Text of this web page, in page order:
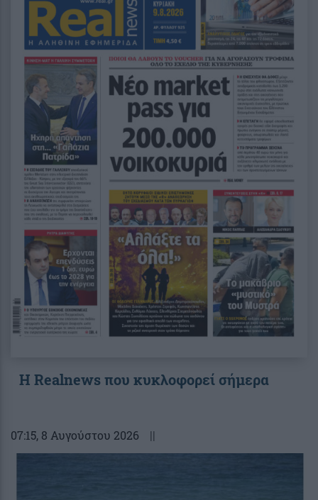
Η Realnews που κυκλοφορεί σήμερα
07:15, 8 Αυγούστου 2026 ||